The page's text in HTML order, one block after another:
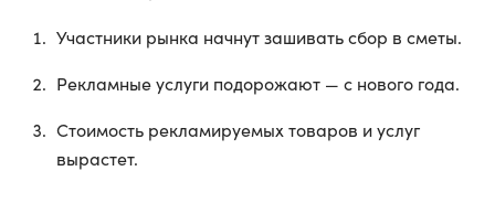
Участники рынка начнут зашивать сбор в сметы.
Рекламные услуги подорожают — с нового года.
Стоимость рекламируемых товаров и услуг
вырастет.